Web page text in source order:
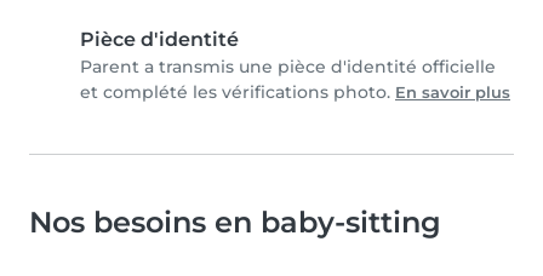
Pièce d'identité
Parent a transmis une pièce d'identité officielle
et complété les vérifications photo. En savoir plus
Nos besoins en baby-sitting